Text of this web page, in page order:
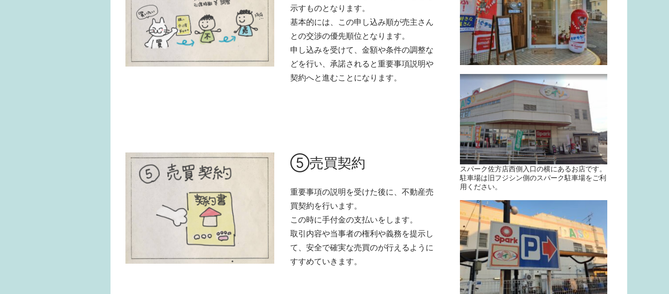
示すものとなります。
基本的には、この申し込み順が売主さん
との交渉の優先順位となります。
申し込みを受けて、金額や条件の調整な
どを行い、承諾されると重要事項説明や
契約へと進むことになります。
⑤売買契約
重要事項の説明を受けた後に、不動産売
買契約を行います。
この時に手付金の支払いをします。
取引内容や当事者の権利や義務を提示し
て、安全で確実な売買のが行えるように
すすめていきます。
スパーク佐方店西側入口の横にあるお店です。
駐車場は旧フジシン側のスパーク駐車場をご利
用ください。